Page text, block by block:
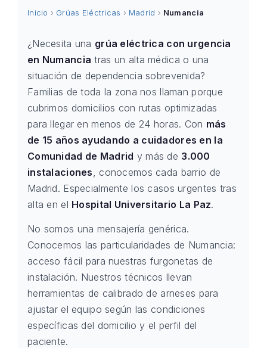
Inicio › Grúas Eléctricas › Madrid › Numancia
¿Necesita una grúa eléctrica con urgencia
en Numancia tras un alta médica o una
situación de dependencia sobrevenida?
Familias de toda la zona nos llaman porque
cubrimos domicilios con rutas optimizadas
para llegar en menos de 24 horas. Con más
de 15 años ayudando a cuidadores en la
Comunidad de Madrid y más de 3.000
instalaciones, conocemos cada barrio de
Madrid. Especialmente los casos urgentes tras
alta en el Hospital Universitario La Paz.
No somos una mensajería genérica.
Conocemos las particularidades de Numancia:
acceso fácil para nuestras furgonetas de
instalación. Nuestros técnicos llevan
herramientas de calibrado de arneses para
ajustar el equipo según las condiciones
específicas del domicilio y el perfil del
paciente.